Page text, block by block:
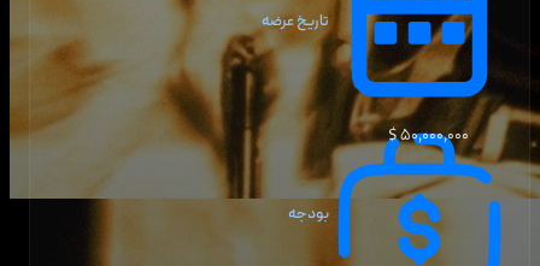
تاریخ عرضه
بودجه
۵۰٬۰۰۰٬۰۰۰ $